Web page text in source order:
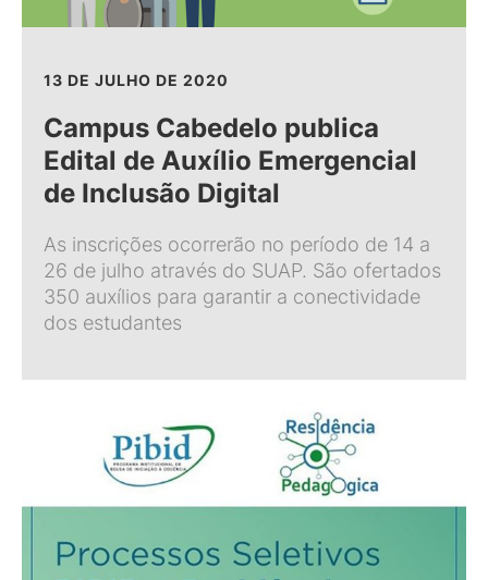
13 DE JULHO DE 2020
Campus Cabedelo publica
Edital de Auxílio Emergencial
de Inclusão Digital
As inscrições ocorrerão no período de 14 a
26 de julho através do SUAP. São ofertados
350 auxílios para garantir a conectividade
dos estudantes